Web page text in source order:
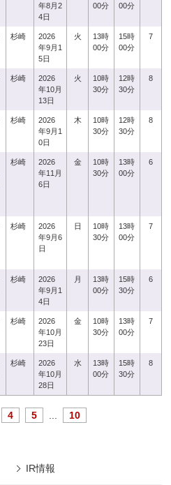
年8月2
4日
00分
00分
杉崎
2026
年9月1
5日
火
13時
00分
15時
00分
7
杉崎
2026
年10月
13日
火
10時
30分
12時
30分
8
杉崎
2026
年9月1
0日
木
10時
30分
12時
30分
8
杉崎
2026
年11月
6日
金
10時
30分
13時
00分
6
杉崎
2026
年9月6
日
日
10時
30分
13時
00分
7
杉崎
2026
年9月1
4日
月
13時
00分
15時
30分
6
杉崎
2026
年10月
23日
金
10時
30分
13時
00分
7
杉崎
2026
年10月
28日
水
13時
00分
15時
30分
8
4 5 10
IR情報